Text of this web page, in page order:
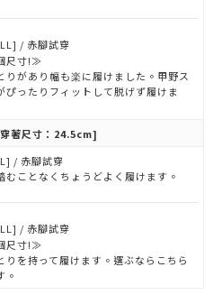
/ 赤腳試穿
尺寸!≫
りがあり幅も楽に履けました。甲野ス
ぴったりフィットして脱げず履けま
著尺寸：24.5cm]
/ 赤腳試穿
むことなくちょうどよく履けます。
/ 赤腳試穿
尺寸!≫
りを持って履けます。選ぶならこちら
。